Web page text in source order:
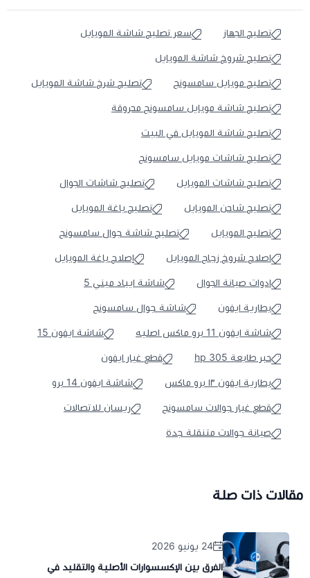
تصليح الجهاز سعر تصليح شاشة الموبايل
تصليح شروخ شاشة الموبايل
تصليح موبايل سامسونج تصليح شرخ شاشة الموبايل
تصليح شاشة موبايل سامسونج محروقة
تصليح شاشة الموبايل في البيت
تصليح شاشات موبايل سامسونج
تصليح شاشات الموبايل تصليح شاشات الجوال
تصليح شاحن الموبايل تصليح باغة الموبايل
تصليح الموبايل تصليح شاشة جوال سامسونج
اصلاح شروخ زجاج الموبايل إصلاح باغة الموبايل
ادوات صيانة الجوال شاشة ايباد ميني 5
بطارية ايفون شاشة جوال سامسونج
شاشة ايفون 11 برو ماكس اصليه شاشة ايفون 15
حبر طابعة hp 305 قطع غيار ايفون
بطارية ايفون ١٣ برو ماكس شاشة ايفون 14 برو
قطع غيار جوالات سامسونج ريسان للاتصالات
صيانة جوالات متنقلة جدة
مقالات ذات صلة
24 يونيو 2026
الفرق بين الإكسسوارات الأصلية والتقليد في